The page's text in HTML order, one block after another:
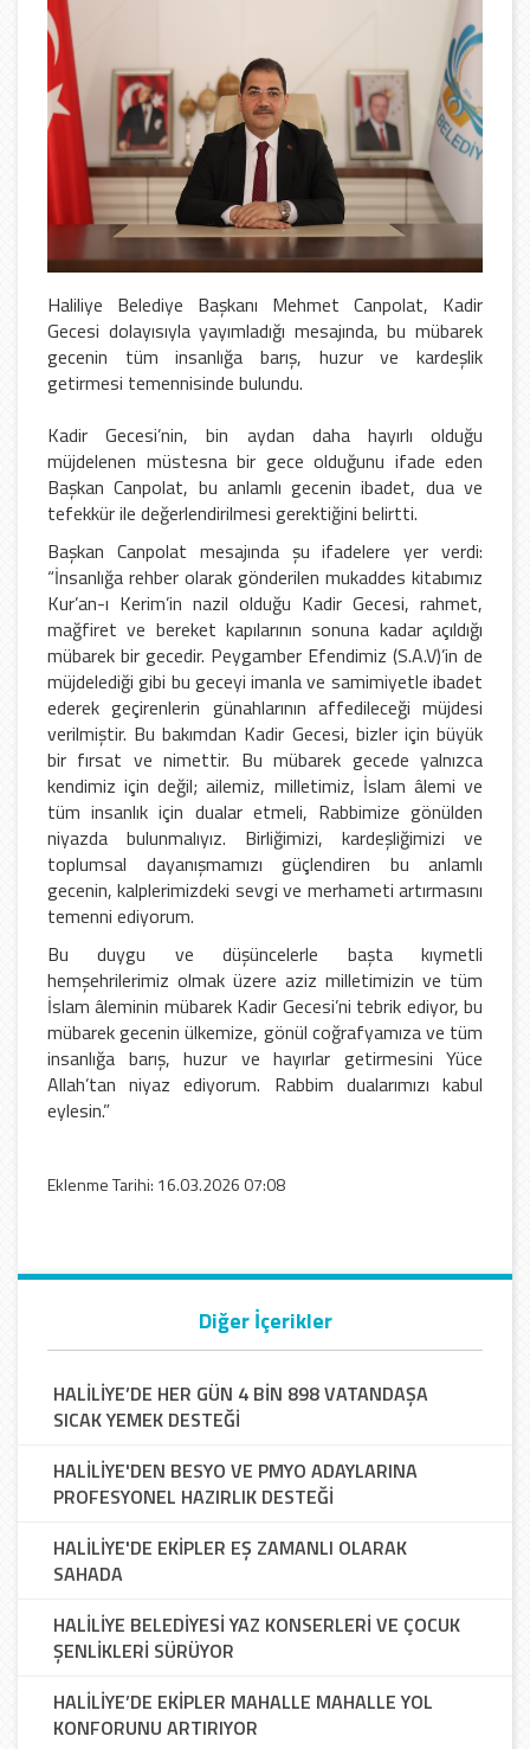
Haliliye Belediye Başkanı Mehmet Canpolat, Kadir
Gecesi dolayısıyla yayımladığı mesajında, bu mübarek
gecenin tüm insanlığa barış, huzur ve kardeşlik
getirmesi temennisinde bulundu.
Kadir Gecesi’nin, bin aydan daha hayırlı olduğu
müjdelenen müstesna bir gece olduğunu ifade eden
Başkan Canpolat, bu anlamlı gecenin ibadet, dua ve
tefekkür ile değerlendirilmesi gerektiğini belirtti.
Başkan Canpolat mesajında şu ifadelere yer verdi:
“İnsanlığa rehber olarak gönderilen mukaddes kitabımız
Kur’an-ı Kerim’in nazil olduğu Kadir Gecesi, rahmet,
mağfiret ve bereket kapılarının sonuna kadar açıldığı
mübarek bir gecedir. Peygamber Efendimiz (S.A.V)’in de
müjdelediği gibi bu geceyi imanla ve samimiyetle ibadet
ederek geçirenlerin günahlarının affedileceği müjdesi
verilmiştir. Bu bakımdan Kadir Gecesi, bizler için büyük
bir fırsat ve nimettir. Bu mübarek gecede yalnızca
kendimiz için değil; ailemiz, milletimiz, İslam âlemi ve
tüm insanlık için dualar etmeli, Rabbimize gönülden
niyazda bulunmalıyız. Birliğimizi, kardeşliğimizi ve
toplumsal dayanışmamızı güçlendiren bu anlamlı
gecenin, kalplerimizdeki sevgi ve merhameti artırmasını
temenni ediyorum.
Bu duygu ve düşüncelerle başta kıymetli
hemşehrilerimiz olmak üzere aziz milletimizin ve tüm
İslam âleminin mübarek Kadir Gecesi’ni tebrik ediyor, bu
mübarek gecenin ülkemize, gönül coğrafyamıza ve tüm
insanlığa barış, huzur ve hayırlar getirmesini Yüce
Allah’tan niyaz ediyorum. Rabbim dualarımızı kabul
eylesin.”
Eklenme Tarihi: 16.03.2026 07:08
Diğer İçerikler
HALİLİYE’DE HER GÜN 4 BİN 898 VATANDAŞA
SICAK YEMEK DESTEĞİ
HALİLİYE'DEN BESYO VE PMYO ADAYLARINA
PROFESYONEL HAZIRLIK DESTEĞİ
HALİLİYE'DE EKİPLER EŞ ZAMANLI OLARAK
SAHADA
HALİLİYE BELEDİYESİ YAZ KONSERLERİ VE ÇOCUK
ŞENLİKLERİ SÜRÜYOR
HALİLİYE’DE EKİPLER MAHALLE MAHALLE YOL
KONFORUNU ARTIRIYOR